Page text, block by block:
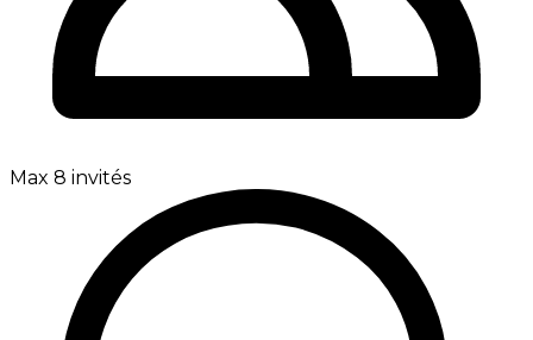
Max 8 invités